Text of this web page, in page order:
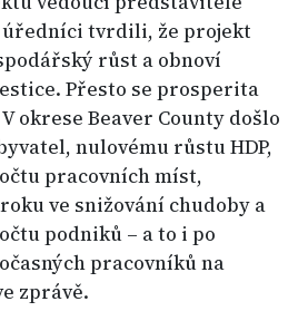
tvrdili, že projekt
růst a obnoví
Přesto se prosperita
okrese Beaver County došlo
nulovému růstu HDP,
pracovních míst,
ve snižování chudoby a
podniků – a to i po
pracovníků na
zprávě.